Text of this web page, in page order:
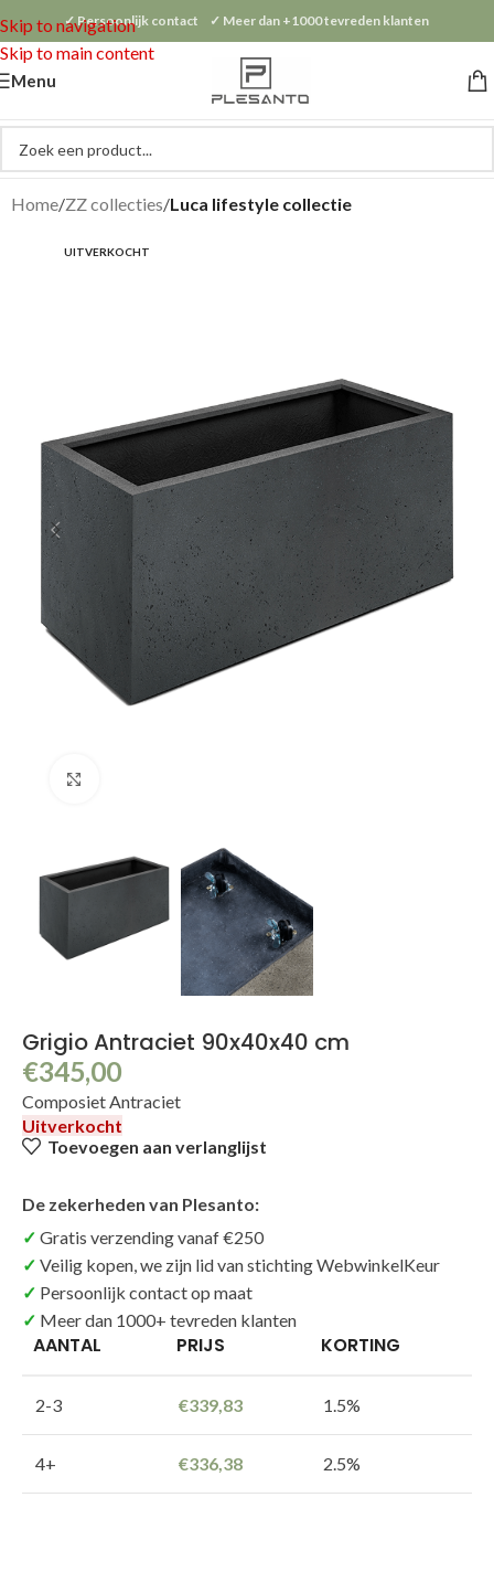
Skip to navigation
Skip to main content
✓ Persoonlijk contact ✓ Meer dan +1000 tevreden klanten
Menu
Home ZZ collecties Luca lifestyle collectie
UITVERKOCHT
Grigio Antraciet 90x40x40 cm
€345,00
Composiet Antraciet
Uitverkocht
Toevoegen aan verlanglijst
De zekerheden van Plesanto:
Gratis verzending vanaf €250
Veilig kopen, we zijn lid van stichting WebwinkelKeur
Persoonlijk contact op maat
Meer dan 1000+ tevreden klanten
AANTAL PRIJS KORTING
2-3 €339,83 1.5%
4+ €336,38 2.5%